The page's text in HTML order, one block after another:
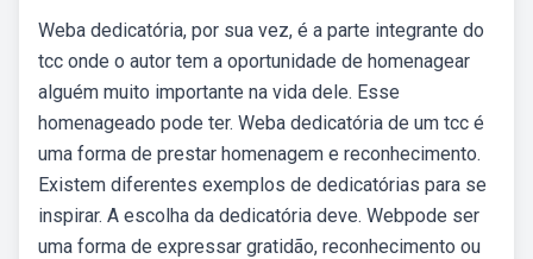
Weba dedicatória, por sua vez, é a parte integrante do
tcc onde o autor tem a oportunidade de homenagear
alguém muito importante na vida dele. Esse
homenageado pode ter. Weba dedicatória de um tcc é
uma forma de prestar homenagem e reconhecimento.
Existem diferentes exemplos de dedicatórias para se
inspirar. A escolha da dedicatória deve. Webpode ser
uma forma de expressar gratidão, reconhecimento ou